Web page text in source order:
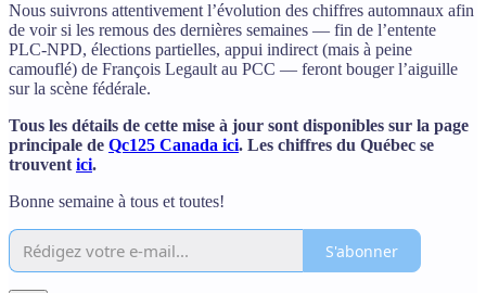
Nous suivrons attentivement l’évolution des chiffres automnaux afin
de voir si les remous des dernières semaines — fin de l’entente
PLC-NPD, élections partielles, appui indirect (mais à peine
camouflé) de François Legault au PCC — feront bouger l’aiguille
sur la scène fédérale.
Tous les détails de cette mise à jour sont disponibles sur la page
principale de Qc125 Canada ici. Les chiffres du Québec se
trouventici.
Bonne semaine à tous et toutes!
S'abonner